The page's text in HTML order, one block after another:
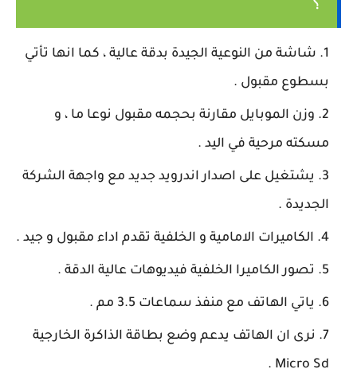
؟
شاشة من النوعية الجيدة بدقة عالية ، كما انها تأتي
بسطوع مقبول .
وزن الموبايل مقارنة بحجمه مقبول نوعا ما ، و
مسكته مرحية في اليد .
يشتغيل على اصدار اندرويد جديد مع واجهة الشركة
الجديدة .
الكاميرات الامامية و الخلفية تقدم اداء مقبول و جيد .
تصور الكاميرا الخلفية فيديوهات عالية الدقة .
ياتي الهاتف مع منفذ سماعات 3.5 مم .
نرى ان الهاتف يدعم وضع بطاقة الذاكرة الخارجية
Micro Sd .